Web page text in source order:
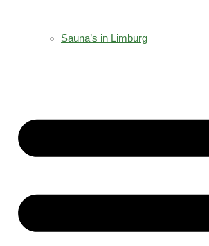
Sauna’s in Limburg